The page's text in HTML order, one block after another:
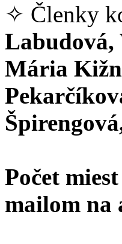
✧ Členky
Labudová,
Mária
Počet
mailom na